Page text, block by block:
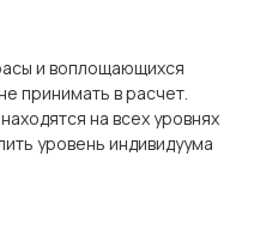
и воплощающихся
принимать в расчет.
на всех уровнях
уровень индивидуума